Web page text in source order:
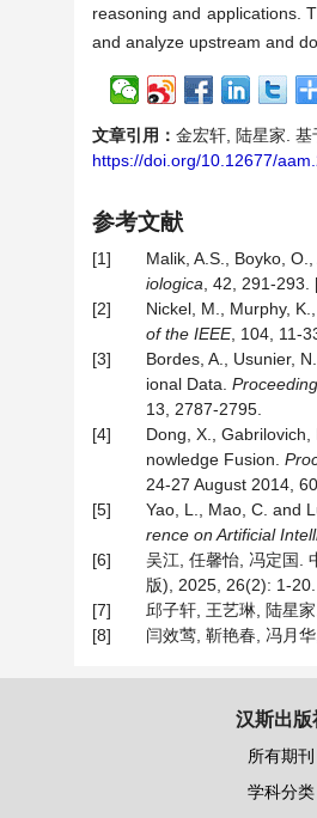
reasoning and applications.
and analyze upstream and
文章引用： 金宏轩, 陆星家.
https://doi.org/10.12677/
参考文献
[1] Malik, A.S., Boyko,
iologica , 42, 291-293.
[2]
Nickel, M., Murphy,
of the IEEE, 104, 11-
[3]
Bordes, A., Usunier,
ional Data.
13, 2787-2795.
[4]
Dong, X., Gabrilovich,
nowledge Fusion.
24-27 August 2014,
[5]
Yao, L., Mao, C. and
rence on Artificial
[6]
吴江, 任馨怡, 冯定国.
版), 2025, 26(2): 1-20.
[7]
邱子轩, 王艺琳, 陆星
[8]
闫效莺, 靳艳春, 冯月
汉斯出版
所有期刊
学科分类